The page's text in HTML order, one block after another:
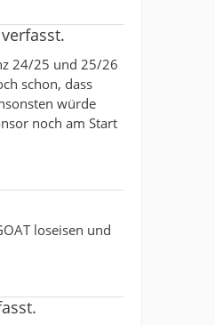
verfasst.
24/25 und 25/26
schon, dass
würde
noch am Start
loseisen und